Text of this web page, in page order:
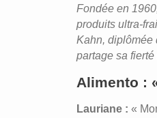
Fondée en
produits ultra-
Kahn, diplômée
partage sa
Alimento :
Lauriane : «